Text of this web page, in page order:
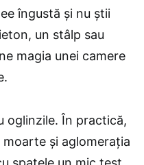
îngustă și nu știi
un stâlp sau
magia unei camere
oglinzile. În practică,
și aglomerația